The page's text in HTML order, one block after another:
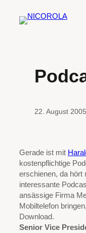
Inhalt
22. August 2005
Gerade ist mit
kostenpflichtige
erschienen, da hört
interessante
ansässige Firma
Mobiltelefon
Download.
Senior Vice